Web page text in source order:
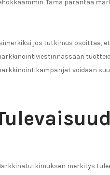
Tämä parantaa
jos tutkimus osoittaa,
voidaan
merkitys